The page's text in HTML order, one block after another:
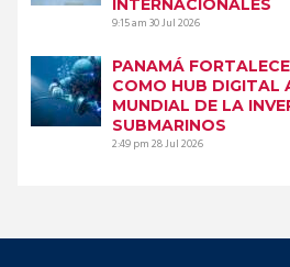
9:15 am30 Jul 2026
PANAMÁ
COMO HUB DIGITAL
MUNDIAL DE LA
SUBMARINOS
2:49 pm28 Jul 2026